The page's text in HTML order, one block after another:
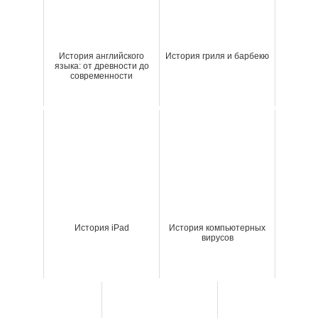
История английского
языка: от древности до
современности
История гриля и барбекю
История iPad
История компьютерных
вирусов